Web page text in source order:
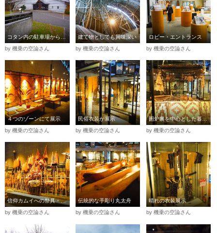
コタン内の駐車場からも直ぐ
by 機乗の空論さん
建て物としても興味深い
by 機乗の空論さん
ロビー・エントランス
by 機乗の空論さん
４つのゾーンにて展示
by 機乗の空論さん
民俗衣装が展示
by 機乗の空論さん
囲炉裏を中心とした暮らし
by 機乗の空論さん
信仰カムイへの祭具・イナウ
by 機乗の空論さん
伝統的な手彫り丸太舟
by 機乗の空論さん
晴れの衣装展示
by 機乗の空論さん